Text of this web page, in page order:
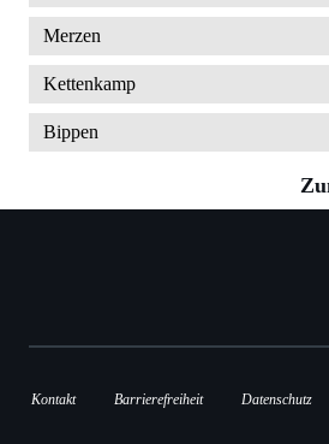
Merzen
Kettenkamp
Bippen
Kontakt Barrierefreiheit Datenschutz